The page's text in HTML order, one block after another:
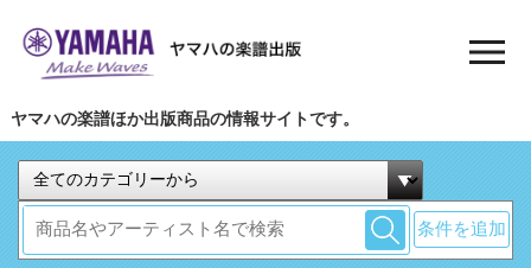
ヤマハの楽譜ほか出版商品の情報サイトです。
条件を追加